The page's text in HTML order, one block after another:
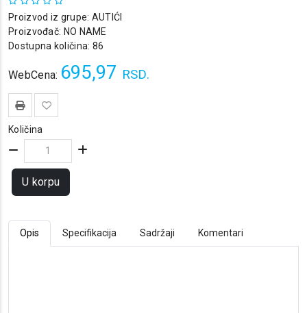
Proizvod iz grupe: AUTIĆI
Proizvođač: NO NAME
Dostupna količina: 86
WebCena: 695,97 RSD.
Količina
U korpu
Opis Specifikacija Sadržaji Komentari